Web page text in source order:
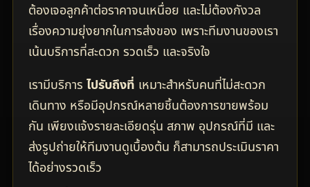
ต้องเจอลูกค้าต่อราคาจนเหนื่อย และไม่ต้องกังวล
เรื่องความยุ่งยากในการส่งของ เพราะทีมงานของเรา
เน้นบริการที่สะดวก รวดเร็ว และจริงใจ
เรามีบริการ ไปรับถึงที่ เหมาะสำหรับคนที่ไม่สะดวก
เดินทาง หรือมีอุปกรณ์หลายชิ้นต้องการขายพร้อม
กัน เพียงแจ้งรายละเอียดรุ่น สภาพ อุปกรณ์ที่มี และ
ส่งรูปถ่ายให้ทีมงานดูเบื้องต้น ก็สามารถประเมินราคา
ได้อย่างรวดเร็ว